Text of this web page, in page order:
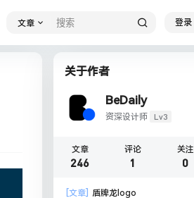
文章 登录
关于作者
BeDaily
资深设计师 Lv3
文章
246
评论
1
关注
0
[文章] 盾牌龙logo